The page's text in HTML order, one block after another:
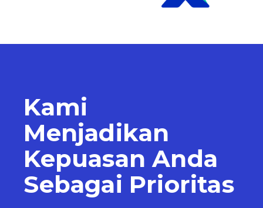
Kami
Menjadikan
Kepuasan Anda
Sebagai Prioritas